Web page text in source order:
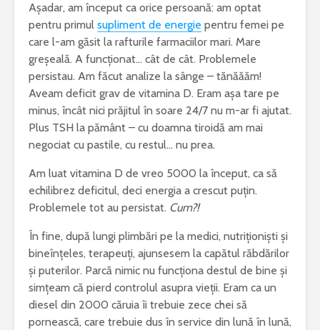
Așadar, am început ca orice persoană: am optat
pentru primul supliment de energie pentru femei pe
care l-am găsit la rafturile farmaciilor mari. Mare
greșeală. A funcționat… cât de cât. Problemele
persistau. Am făcut analize la sânge – tănăăăm!
Aveam deficit grav de vitamina D. Eram așa tare pe
minus, încât nici prăjitul în soare 24/7 nu m-ar fi ajutat.
Plus TSH la pământ – cu doamna tiroidă am mai
negociat cu pastile, cu restul… nu prea.
Am luat vitamina D de vreo 5000 la început, ca să
echilibrez deficitul, deci energia a crescut puțin.
Problemele tot au persistat. Cum?!
În fine, după lungi plimbări pe la medici, nutriționiști și
bineînțeles, terapeuți, ajunsesem la capătul răbdărilor
și puterilor. Parcă nimic nu funcționa destul de bine și
simțeam că pierd controlul asupra vieții. Eram ca un
diesel din 2000 căruia îi trebuie zece chei să
pornească, care trebuie dus în service din lună în lună,
„Iona” de Marin
Sorescu – opera ce
a schimbat
percepția asupra
teatrului
Esti pasionat de muzica? Invata un
instrument care ti se potriveste
Text argumentativ despre iubire
NUVELA REALISTA
CU ELEMENTE DE
PSIHOLOGICA -MOARA